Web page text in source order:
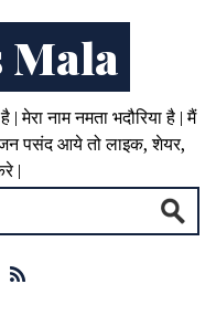
Mala
मेरा नाम नमता भदौरिया है | मैं
पसंद आये तो लाइक, शेयर,
|